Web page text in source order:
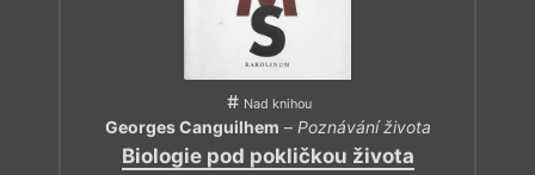
Nad knihou
Georges Canguilhem – Poznávání života
Biologie pod pokličkou života